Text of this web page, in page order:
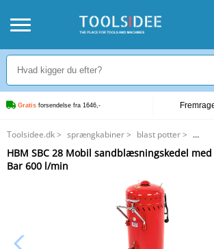
Gratis forsendelse fra 1646,-
Toolsidee.dk> sprængkabiner> blast potter>
HBM SBC 28 Mobil sandblæsningskedel med
l/min
HBM SBC 28 Mobil sandblæsningskedel
Bar 600 l/min